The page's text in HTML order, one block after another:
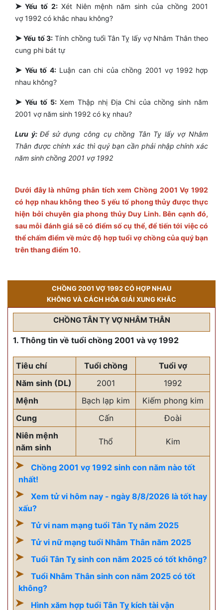
➤Yếu tố 2: Xét Niên mệnh năm sinh của chồng 2001
vợ 1992 có khắc nhau không?
➤ Yếu tố 3:Tính chồng tuổi Tân Tỵ lấy vợ Nhâm Thân theo
cung phi bát tự
➤ Yếu tố 4:Luận can chi của chồng 2001 vợ 1992 hợp
nhau không?
➤ Yếu tố 5:Xem Thập nhị Địa Chi của chồng sinh năm
2001 vợ năm sinh 1992 có kỵ nhau?
Lưu ý:Để sử dụng công cụ chồng Tân Tỵ lấy vợ Nhâm
Thân được chính xác thì quý bạn cần phải nhập chính xác
năm sinh chồng 2001 vợ 1992
Dưới đây là những phân tích xem Chồng 2001 Vợ 1992
có hợp nhau không theo 5 yếu tố phong thủy được thực
hiện bởi chuyên gia phong thủy Duy Linh. Bên cạnh đó,
sau mỗi đánh giá sẽ có điểm số cụ thể, để tiến tới việc có
thể chấm điểm về mức độ hợp tuổi vợ chồng của quý bạn
trên thang điểm 10.
CHỒNG 2001 VỢ 1992 CÓ HỢP NHAU
KHÔNG VÀ CÁCH HÓA GIẢI XUNG KHẮC
CHỒNG TÂN TỴ VỢ NHÂM THÂN
1. Thông tin về tuổi chồng 2001 và vợ 1992
Tiêu chí Tuổi chồng
Tuổi vợ
Năm sinh (DL)
2001
1992
Mệnh
Bạch lạp kim
Kiếm phong kim
Cung
Cấn
Đoài
Niên mệnh
năm sinh
Thổ Kim
Chồng 2001 vợ 1992 sinh con năm nào tốt
nhất!
Xem tử vi hôm nay - ngày 8/8/2026 là tốt hay
xấu?
Tử vi nam mạng tuổi Tân Tỵ năm 2025
Tử vi nữ mạng tuổi Nhâm Thân năm 2025
Tuổi Tân Tỵ sinh con năm 2025 có tốt không?
Tuổi Nhâm Thân sinh con năm 2025 có tốt
không?
Hình xăm hợp tuổi Tân Tỵ kích tài vận